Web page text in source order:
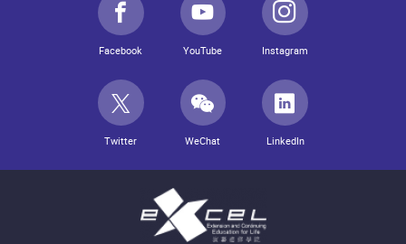
Facebook YouTube Instagram
Twitter WeChat LinkedIn